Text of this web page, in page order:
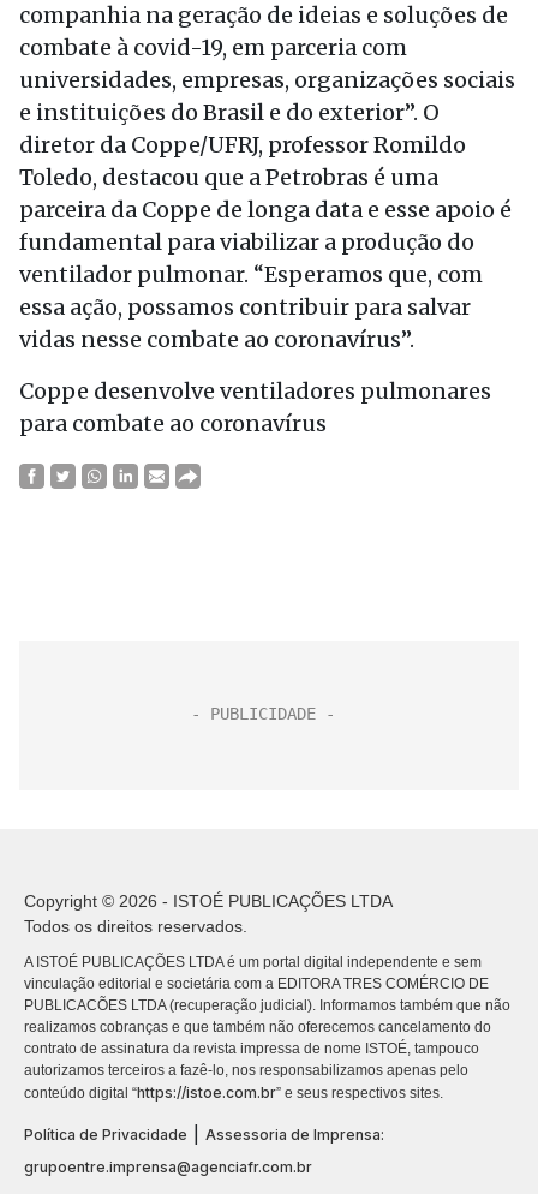
companhia na geração de ideias e soluções de
combate à covid-19, em parceria com
universidades, empresas, organizações sociais
e instituições do Brasil e do exterior”. O
diretor da Coppe/UFRJ, professor Romildo
Toledo, destacou que a Petrobras é uma
parceira da Coppe de longa data e esse apoio é
fundamental para viabilizar a produção do
ventilador pulmonar. “Esperamos que, com
essa ação, possamos contribuir para salvar
vidas nesse combate ao coronavírus”.
Coppe desenvolve ventiladores pulmonares
para combate ao coronavírus
Copyright © 2026 - ISTOÉ PUBLICAÇÕES LTDA
Todos os direitos reservados.
A ISTOÉ PUBLICAÇÕES LTDA é um portal digital independente e sem
vinculação editorial e societária com a EDITORA TRES COMÉRCIO DE
PUBLICACÕES LTDA (recuperação judicial). Informamos também que não
realizamos cobranças e que também não oferecemos cancelamento do
contrato de assinatura da revista impressa de nome ISTOÉ, tampouco
autorizamos terceiros a fazê-lo, nos responsabilizamos apenas pelo
conteúdo digital “https://istoe.com.br” e seus respectivos sites.
Política de Privacidade
Assessoria de Imprensa:
grupoentre.imprensa@agenciafr.com.br